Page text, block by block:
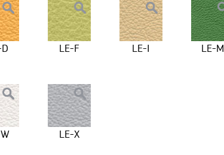
LE-F LE-I LE-M
LE-X